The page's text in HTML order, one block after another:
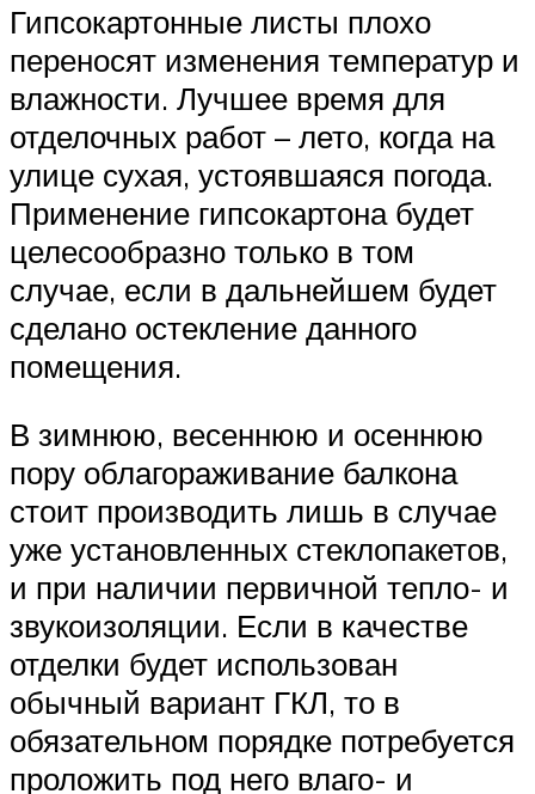
Гипсокартонные листы плохо
переносят изменения температур и
влажности. Лучшее время для
отделочных работ – лето, когда на
улице сухая, устоявшаяся погода.
Применение гипсокартона будет
целесообразно только в том
случае, если в дальнейшем будет
сделано остекление данного
помещения.
В зимнюю, весеннюю и осеннюю
пору облагораживание балкона
стоит производить лишь в случае
уже установленных стеклопакетов,
и при наличии первичной тепло- и
звукоизоляции. Если в качестве
отделки будет использован
обычный вариант ГКЛ, то в
обязательном порядке потребуется
проложить под него влаго- и